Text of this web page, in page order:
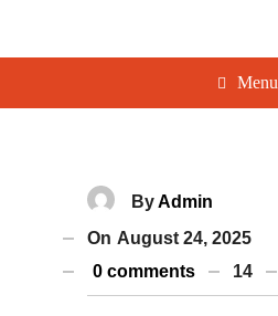
Menu
ByAdmin
On August 24, 2025
0 comments
14